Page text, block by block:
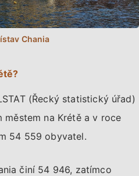
(Řecký statistický úřad)
městem na Krétě a v roce
54 559 obyvatel.
činí 54 946, zatímco